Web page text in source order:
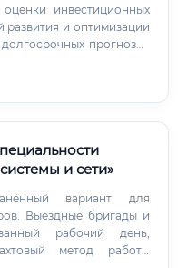
инвестиционных
развития и оптимизации
прогнозов
крупных
компании, уровня
и сети»
вариант для
Выездные бригады и
рабочий день,
метод работы